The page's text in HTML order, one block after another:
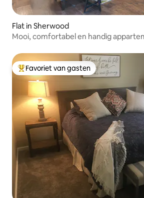
Flat in Sherwood
Mooi, comfortabel en handig
Topfavoriet van gasten
Favoriet van gasten